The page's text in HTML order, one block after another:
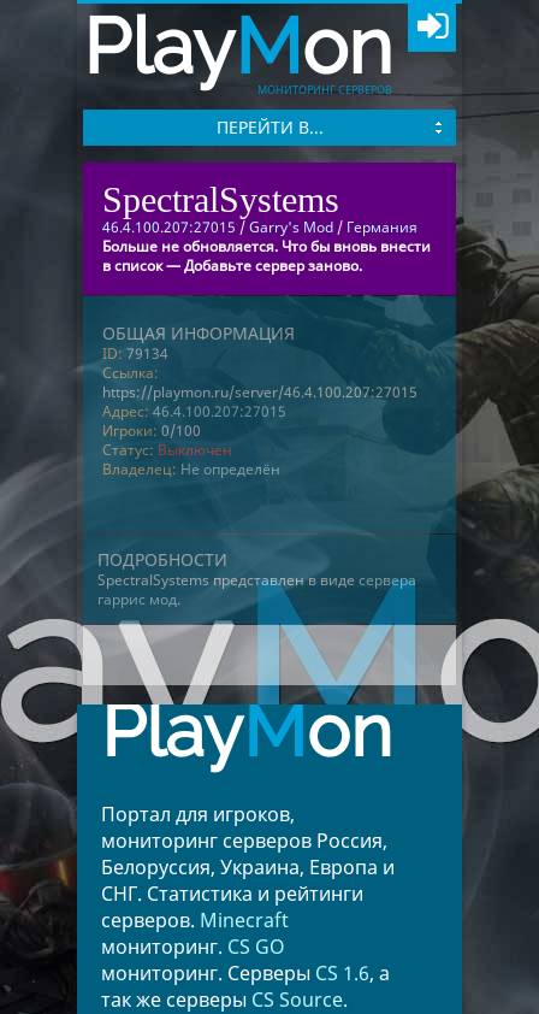
PlayMon
МОНИТОРИНГ СЕРВЕРОВ
ПЕРЕЙТИ В...
SpectralSystems
46.4.100.207:27015 /Garry's Mod / Германия
Больше не обновляется. Что бы вновь внести
в список — Добавьте сервер заново.
ОБЩАЯ ИНФОРМАЦИЯ
ID: 79134
Ссылка:
https://playmon.ru/server/46.4.100.207:27015
Адрес: 46.4.100.207:27015
Игроки: 0/100
Статус: Выключен
Владелец: Не определён
ПОДРОБНОСТИ
SpectralSystems представлен в виде сервера
гаррис мод.
PlayMon
Портал для игроков,
мониторинг серверов Россия,
Белоруссия, Украина, Европа и
СНГ. Статистика и рейтинги
серверов. Minecraft
мониторинг. CS GO
мониторинг. Серверы CS 1.6, а
так же серверы CS Source.